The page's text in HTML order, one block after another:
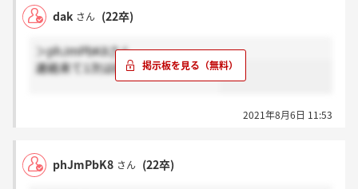
dak さん (22卒)
＞phJmPbK8さん
連絡来て1次は終わってますね、、
2021年8月6日 11:53
phJmPbK8 さん (22卒)